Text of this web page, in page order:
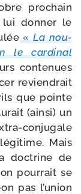
pro­chain
lui don­ner le
«La nou­
le car­di­nal
conte­nues
revien­drait
que pointe
(ain­si) un
​conjugale
Mais
doc­trine de
pour­rait se
pas l’union